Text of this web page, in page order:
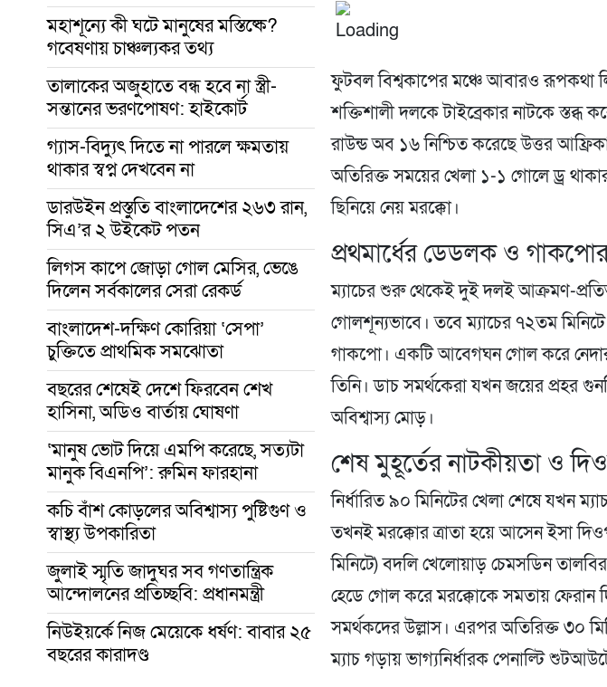
মহাশূন্যে কী ঘটে মানুষের মস্তিষ্কে?
গবেষণায় চাঞ্চল্যকর তথ্য
তালাকের অজুহাতে বন্ধ হবে না স্ত্রী-
সন্তানের ভরণপোষণ: হাইকোর্ট
গ্যাস-বিদ্যুৎ দিতে না পারলে ক্ষমতায়
থাকার স্বপ্ন দেখবেন না
ডারউইন প্রস্তুতি বাংলাদেশের ২৬৩ রান,
সিএ’র ২ উইকেট পতন
লিগস কাপে জোড়া গোল মেসির, ভেঙে
দিলেন সর্বকালের সেরা রেকর্ড
বাংলাদেশ-দক্ষিণ কোরিয়া ‘সেপা’
চুক্তিতে প্রাথমিক সমঝোতা
বছরের শেষেই দেশে ফিরবেন শেখ
হাসিনা, অডিও বার্তায় ঘোষণা
‘মানুষ ভোট দিয়ে এমপি করেছে, সত্যটা
মানুক বিএনপি’: রুমিন ফারহানা
কচি বাঁশ কোড়লের অবিশ্বাস্য পুষ্টিগুণ ও
স্বাস্থ্য উপকারিতা
জুলাই স্মৃতি জাদুঘর সব গণতান্ত্রিক
আন্দোলনের প্রতিচ্ছবি: প্রধানমন্ত্রী
নিউইয়র্কে নিজ মেয়েকে ধর্ষণ: বাবার ২৫
বছরের কারাদণ্ড
ফুটবল বিশ্বকাপের মঞ্চে আবারও রূপকথা
শক্তিশালী দলকে টাইব্রেকার নাটকে
রাউন্ড অব ১৬ নিশ্চিত করেছে উত্তর
অতিরিক্ত সময়ের খেলা ১-১ গোলে ড্র
ছিনিয়ে নেয় মরক্কো।
প্রথমার্ধের ডেডলক ও
ম্যাচের শুরু থেকেই দুই দলই আক্রমণ-
গোলশূন্যভাবে। তবে ম্যাচের ৭২তম
গাকপো। একটি আবেগঘন গোল করে
তিনি। ডাচ সমর্থকেরা যখন জয়ের প্রহর
অবিশ্বাস্য মোড়।
শেষ মুহূর্তের নাটকীয়তা ও
নির্ধারিত ৯০ মিনিটের খেলা শেষে যখন
তখনই মরক্কোর ত্রাতা হয়ে আসেন ইসা
মিনিটে) বদলি খেলোয়াড় চেমসডিন
হেডে গোল করে মরক্কোকে সমতায় ফেরান
সমর্থকদের উল্লাস। এরপর অতিরিক্ত ৩০
ম্যাচ গড়ায় ভাগ্যনির্ধারক পেনাল্টি